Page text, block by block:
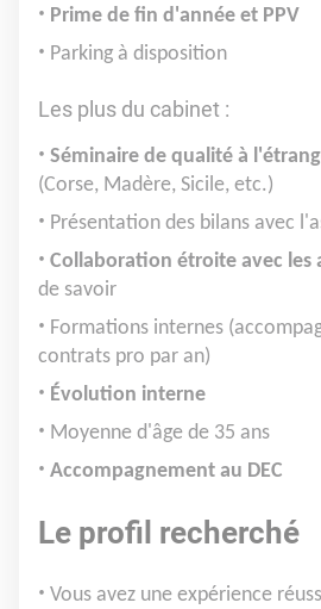
Prime de fin d'année et PPV
Parking à disposition
Les plus du cabinet :
Séminaire de qualité à
(Corse, Madère, Sicile, etc.)
Présentation des bilans avec
Collaboration étroite avec les
de savoir
Formations internes
contrats pro par an)
Évolution interne
Moyenne d'âge de 35 ans
Accompagnement au DEC
Le profil recherché
Vous avez une expérience